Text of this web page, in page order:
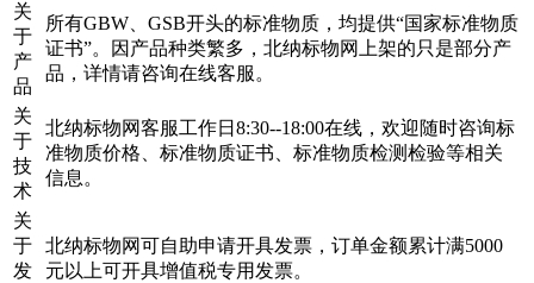
关
于
产
品
所有GBW、GSB开头的标准物质，均提供“国家标准物质
证书”。因产品种类繁多，北纳标物网上架的只是部分产
品，详情请咨询在线客服。
关
于
技
术
北纳标物网客服工作日8:30--18:00在线，欢迎随时咨询标
准物质价格、标准物质证书、标准物质检测检验等相关
信息。
关
于
发
北纳标物网可自助申请开具发票，订单金额累计满5000
元以上可开具增值税专用发票。